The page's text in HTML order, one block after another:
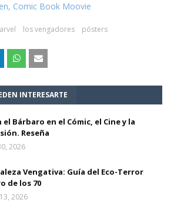
Comic Book Moovie
los vengadores pósters
INTERESARTE
el Bárbaro en el Cómic, el Cine y la
Reseña
2026
Vengativa: Guía del Eco-Terror
de los 70
2026